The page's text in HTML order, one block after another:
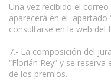
Una vez recibido el
aparecerá en el apartado
consultarse en la web del
7.- La composición del
“Florián Rey” y se
de los premios.